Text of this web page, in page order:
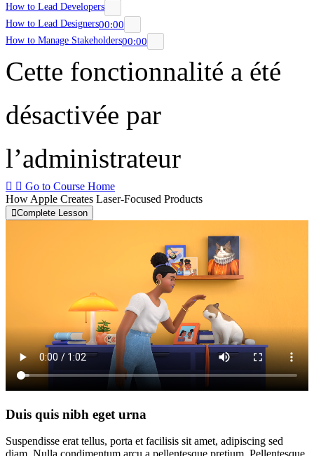
How to Lead Developers
How to Lead Designers00:00
How to Manage Stakeholders00:00
Cette fonctionnalité a été
désactivée par
l’administrateur
Go to Course Home
How Apple Creates Laser-Focused Products
Complete Lesson
Duis quis nibh eget urna
Suspendisse erat tellus, porta et facilisis sit amet, adipiscing sed